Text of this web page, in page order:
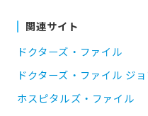
関連サイト
ドクターズ・ファイル
ドクターズ・ファイル ジ
ホスピタルズ・ファイル